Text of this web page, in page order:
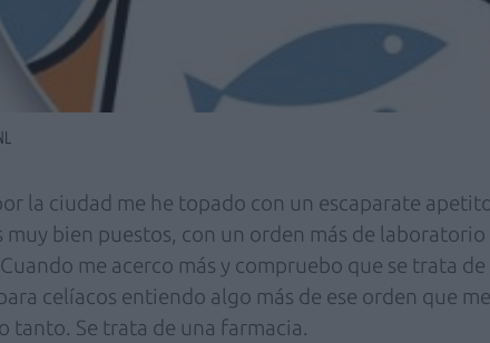
la ciudad me he topado con un escaparate
muy bien puestos, con un orden más de laboratorio
me acerco más y compruebo que se trata
celíacos entiendo algo más de ese orden que
tanto. Se trata de una farmacia.